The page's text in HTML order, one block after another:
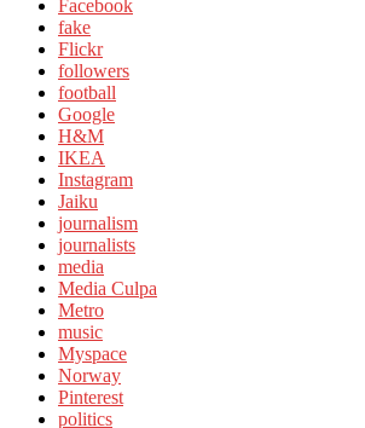
Facebook
fake
Flickr
followers
football
Google
H&M
IKEA
Instagram
Jaiku
journalism
journalists
media
Media Culpa
Metro
music
Myspace
Norway
Pinterest
politics